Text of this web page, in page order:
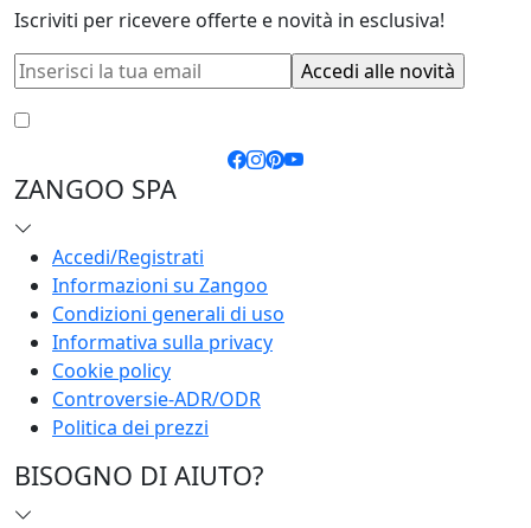
Iscriviti per ricevere offerte e novità in esclusiva!
ZANGOO SPA
Accedi/Registrati
Informazioni su Zangoo
Condizioni generali di uso
Informativa sulla privacy
Cookie policy
Controversie-ADR/ODR
Politica dei prezzi
BISOGNO DI AIUTO?